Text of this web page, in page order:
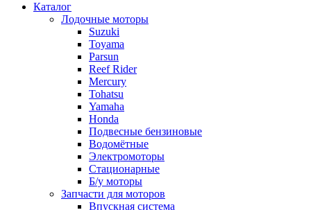
Каталог
Лодочные моторы
Suzuki
Toyama
Parsun
Reef Rider
Mercury
Tohatsu
Yamaha
Honda
Подвесные бензиновые
Водомётные
Электромоторы
Стационарные
Б/у моторы
Запчасти для моторов
Впускная система